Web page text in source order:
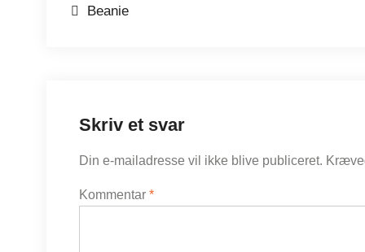
Indlægsnavigation
Beanie
Skriv et svar
Din e-mailadresse vil ikke blive publiceret.
Kommentar *